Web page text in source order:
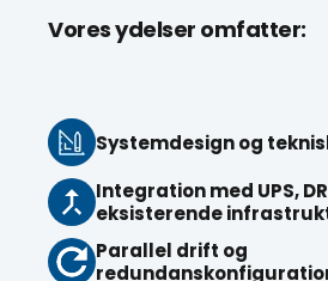
Vores ydelser omfatter:
Systemdesign og
Integration med UPS,
eksisterende
Parallel drift og